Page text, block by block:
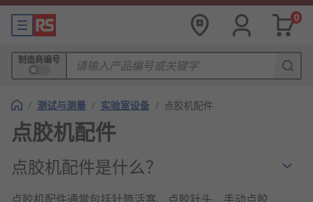
0
制造商编号
/ 测试与测量 / 实验室设备 / 点胶机配件
点胶机配件
点胶机配件是什么？